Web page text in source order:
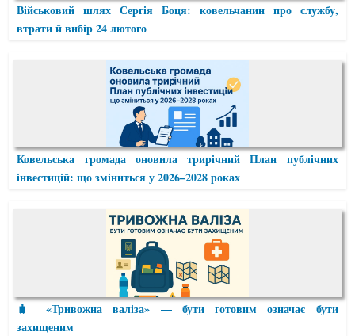
Військовий шлях Сергія Боця: ковельчанин про службу,
втрати й вибір 24 лютого
Ковельська громада оновила трирічний План публічних
інвестицій: що зміниться у 2026–2028 роках
🧳 «Тривожна валіза» — бути готовим означає бути
захищеним